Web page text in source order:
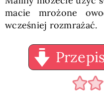
macie mrożone
wcześniej rozmrażać.
Przepis